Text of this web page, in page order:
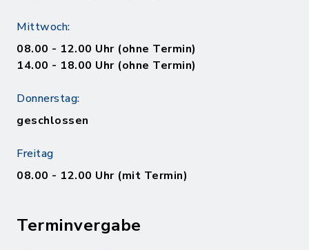
Mittwoch:
08.00 - 12.00 Uhr (ohne Termin)
14.00 - 18.00 Uhr (ohne Termin)
Donnerstag:
geschlossen
Freitag
08.00 - 12.00 Uhr (mit Termin)
Terminvergabe